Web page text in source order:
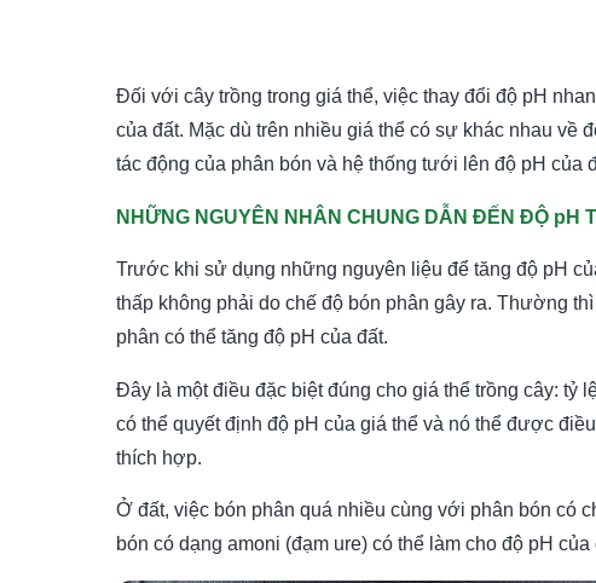
Đối với cây trồng trong giá thể, việc thay đổi độ pH
của đất. Mặc dù trên nhiều giá thể có sự khác nhau về
tác động của phân bón và hệ thống tưới lên độ pH của
NHỮNG NGUYÊN NHÂN CHUNG DẪN ĐẾN ĐỘ pH
Trước khi sử dụng những nguyên liệu để tăng độ pH
thấp không phải do chế độ bón phân gây ra. Thường
phân có thể tăng độ pH của đất.
Đây là một điều đặc biệt đúng cho giá thể trồng cây: tỷ
có thể quyết định độ pH của giá thể và nó thể được
thích hợp.
Ở đất, việc bón phân quá nhiều cùng với phân bón có
bón có dạng amoni (đạm ure) có thể làm cho độ pH